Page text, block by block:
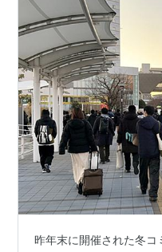
昨年末に開催された冬コ